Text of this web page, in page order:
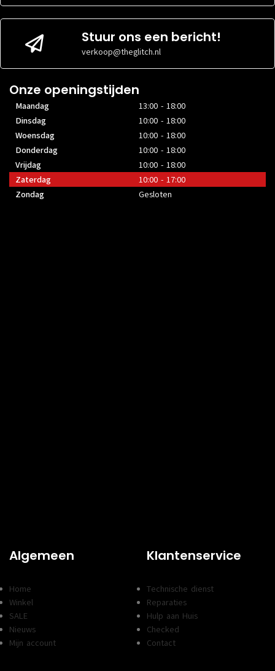
Stuur ons een bericht!
verkoop@theglitch.nl
Onze openingstijden
Maandag
13:00 - 18:00
Dinsdag
10:00 - 18:00
Woensdag
10:00 - 18:00
Donderdag
10:00 - 18:00
Vrijdag
10:00 - 18:00
Zaterdag
10:00 - 17:00
Zondag
Gesloten
Algemeen
Home
Winkel
SALE
Nieuws
Mijn account
Klantenservice
Technische dienst
Reparaties
Hulp aan Huis
Checked
Contact